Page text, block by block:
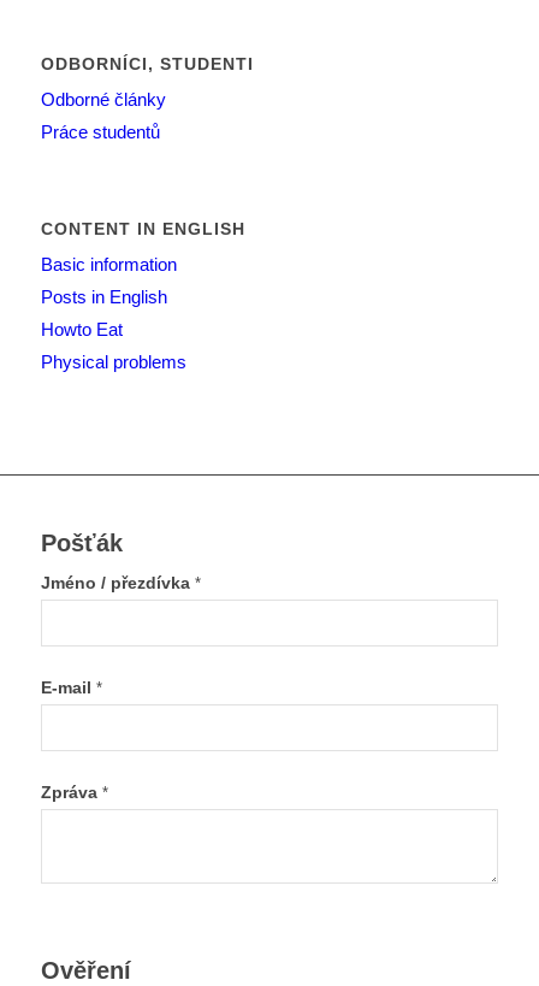
ODBORNÍCI, STUDENTI
Odborné články
Práce studentů
CONTENT IN ENGLISH
Basic information
Posts in English
Howto Eat
Physical problems
Pošťák
Jméno / přezdívka *
E-mail *
Zpráva *
Ověření